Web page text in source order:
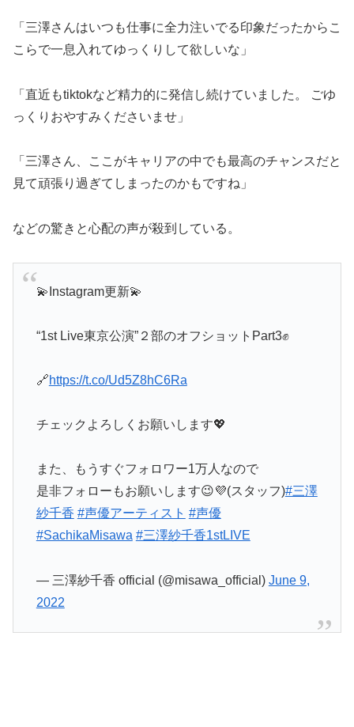
「三澤さんはいつも仕事に全力注いでる印象だったからこ
こらで一息入れてゆっくりして欲しいな」
「直近もtiktokなど精力的に発信し続けていました。 ごゆ
っくりおやすみくださいませ」
「三澤さん、ここがキャリアの中でも最高のチャンスだと
見て頑張り過ぎてしまったのかもですね」
などの驚きと心配の声が殺到している。
💫Instagram更新💫
“1st Live東京公演”２部のオフショットPart3✊
🔗https://t.co/Ud5Z8hC6Ra
チェックよろしくお願いします💖
また、もうすぐフォロワー1万人なので
是非フォローもお願いします😉💜(スタッフ)#三澤
紗千香 #声優アーティスト #声優
#SachikaMisawa #三澤紗千香1stLIVE
— 三澤紗千香 official (@misawa_official) June 9,
2022